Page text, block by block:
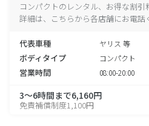
コンパクトのレンタル、お得な割
詳細は、こちらから各店舗にお電話
代表車種 ヤリス 等
ボディタイプ コンパクト
営業時間 08:00-20:00
3～6時間まで6,160円
免責補償制度1,100円